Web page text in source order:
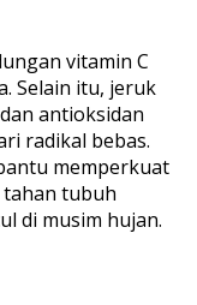
vitamin C
Selain itu, jeruk
antioksidan
radikal bebas.
memperkuat
tahan tubuh
di musim hujan.